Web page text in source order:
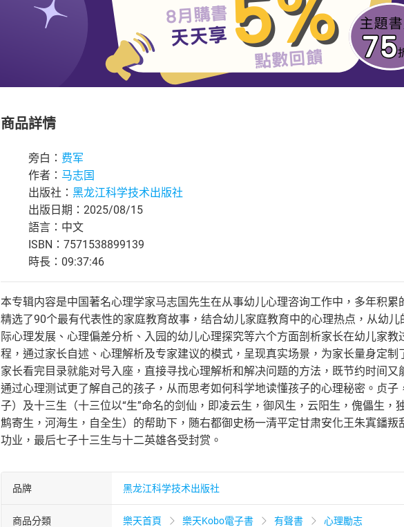
商品詳情
旁白： 费军
作者： 马志国
出版社： 黑龙江科学技术出版社
出版日期：2025/08/15
語言：中文
ISBN：7571538899139
時長：09:37:46
本专辑内容是中国著名心理学家马志国先生在从事幼儿心理咨询工作中，多年积
精选了90个最有代表性的家庭教育故事，结合幼儿家庭教育中的心理热点，从幼
际心理发展、心理偏差分析、入园的幼儿心理探究等六个方面剖析家长在幼儿家
程，通过家长自述、心理解析及专家建议的模式，呈现真实场景，为家长量身定
家长看完目录就能对号入座，直接寻找心理解析和解决问题的方法，既节约时间
通过心理测试更了解自己的孩子，从而思考如何科学地读懂孩子的心理秘密。贞
子）及十三生（十三位以“生”命名的剑仙，即凌云生，御风生，云阳生，傀儡生
鹪寄生，河海生，自全生）的帮助下，随右都御史杨一清平定甘肃安化王朱寘鐇
功业，最后七子十三生与十二英雄各受封赏。
品牌 黑龙江科学技术出版社
商品分類 樂天首頁 樂天Kobo電子書 有聲書 心理勵志